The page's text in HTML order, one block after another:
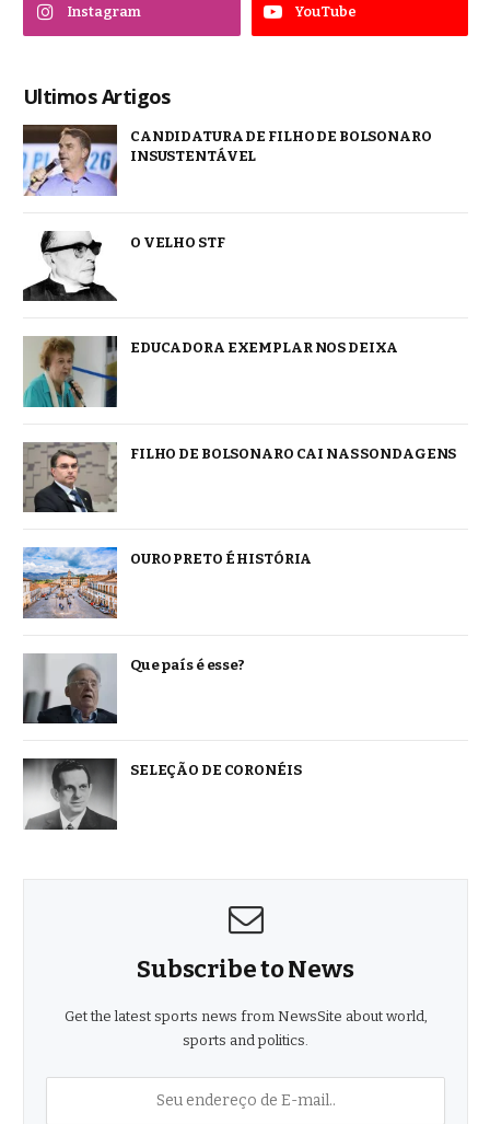
Instagram YouTube
Ultimos Artigos
CANDIDATURA DE FILHO DE BOLSONARO
INSUSTENTÁVEL
O VELHO STF
EDUCADORA EXEMPLAR NOS DEIXA
FILHO DE BOLSONARO CAI NAS SONDAGENS
OURO PRETO É HISTÓRIA
Que país é esse?
SELEÇÃO DE CORONÉIS
Subscribe to News
Get the latest sports news from NewsSite about world,
sports and politics.